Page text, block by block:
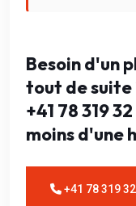
Besoin d'un
tout de suite
+41 78 319
moins d'une
+41 78 319